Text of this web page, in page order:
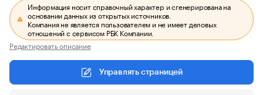
Информация носит справочный характер и сгенерирована на
основании данных из открытых источников.
Компания не является пользователем и не имеет деловых
отношений с сервисом РБК Компании.
Редактировать описание
Управлять страницей